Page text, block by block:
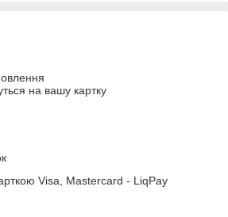
на вашу картку
Visa, Mastercard - LiqPay